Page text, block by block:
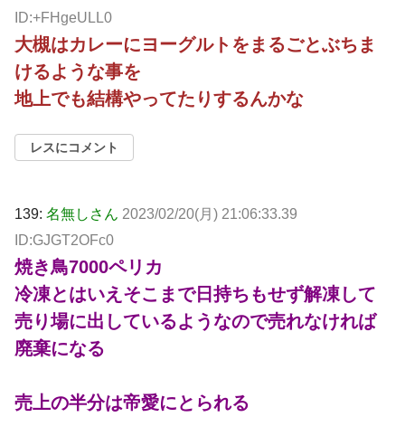
ID:+FHgeULL0
大槻はカレーにヨーグルトをまるごとぶちま
けるような事を
地上でも結構やってたりするんかな
レスにコメント
139: 名無しさん 2023/02/20(月) 21:06:33.39
ID:GJGT2OFc0
焼き鳥7000ペリカ
冷凍とはいえそこまで日持ちもせず解凍して
売り場に出しているようなので売れなければ
廃棄になる
売上の半分は帝愛にとられる